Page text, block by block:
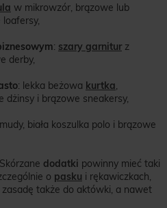
w mikrowzór, brązowe lub
: szary garnitur z
derby,
: lekka beżowa kurtka,
dżinsy i brązowe sneakersy,
biała koszulka polo i brązowe
dodatki powinny mieć taki
o pasku i rękawiczkach,
także do aktówki, a nawet